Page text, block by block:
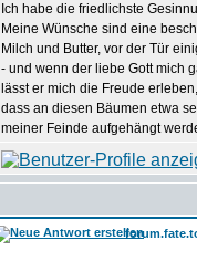
Ich habe die friedlichste
Meine Wünsche sind eine
Milch und Butter, vor der Tür
- und wenn der liebe Gott mich
lässt er mich die Freude erleben,
dass an diesen Bäumen etwa
meiner Feinde aufgehängt